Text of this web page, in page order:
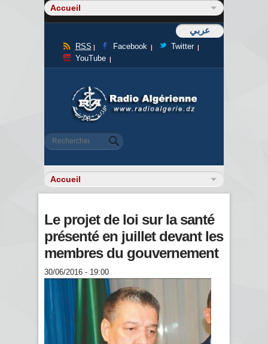
عربي
RSS Facebook
Twitter
YouTube
Formulaire de recherche
Rechercher
Le projet de loi sur la santé
présenté en juillet devant les
membres du gouvernement
30/06/2016 - 19:00